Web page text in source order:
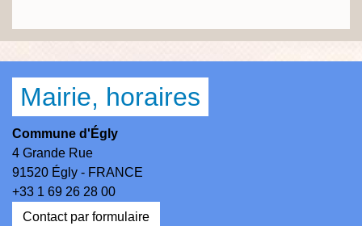
Mairie, horaires
Commune d'Égly
4 Grande Rue
91520 Égly - FRANCE
+33 1 69 26 28 00
Contact par formulaire